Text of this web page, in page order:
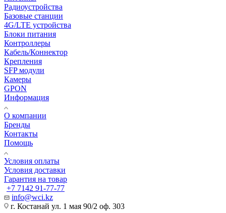
Радиоустройства
Базовые станции
4G/LTE устройства
Блоки питания
Контроллеры
Кабель/Коннектор
Крепления
SFP модули
Камеры
GPON
Информация
О компании
Бренды
Контакты
Помощь
Условия оплаты
Условия доставки
Гарантия на товар
+7 7142 91-77-77
info@wci.kz
г. Костанай ул. 1 мая 90/2 оф. 303